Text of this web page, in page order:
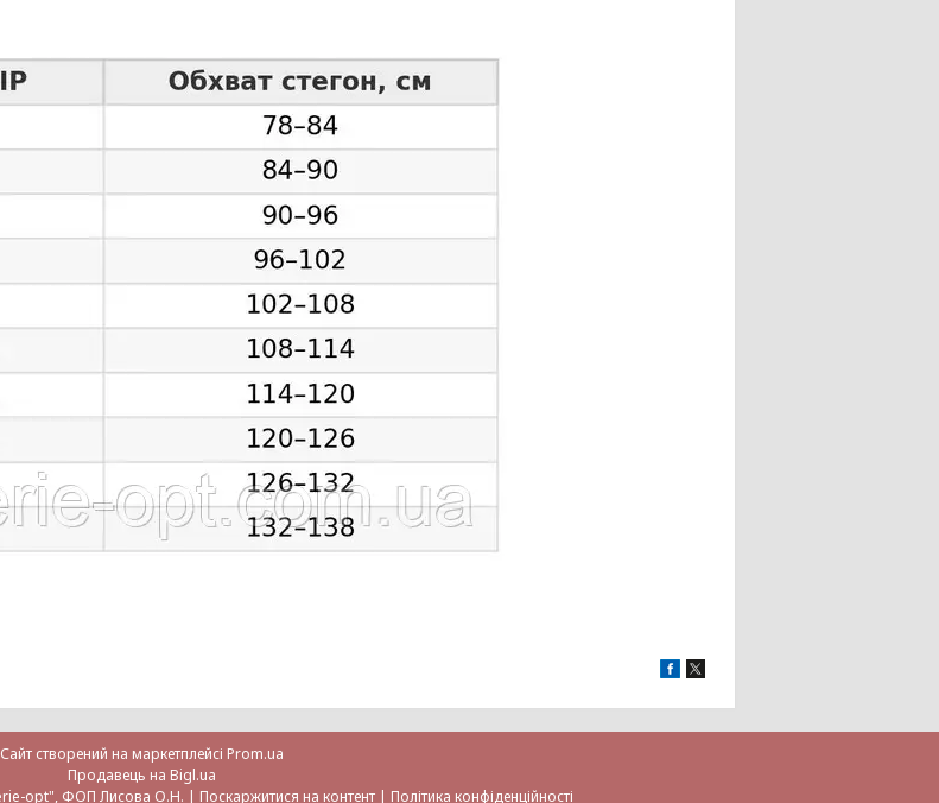
Сайт створений на маркетплейсі Prom.ua
Продавець на Bigl.ua
Жіноча білизна оптом та в роздріб "Lingerie-opt", ФОП Лисова О.Н. | Поскаржитися на контент | Політика конфіденційності